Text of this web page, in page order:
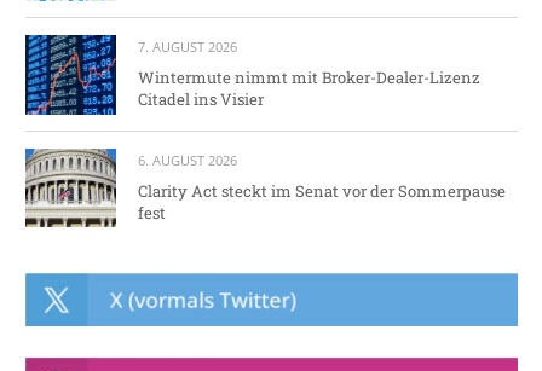
7. AUGUST 2026
Wintermute nimmt mit Broker-Dealer-Lizenz
Citadel ins Visier
6. AUGUST 2026
Clarity Act steckt im Senat vor der Sommerpause
fest